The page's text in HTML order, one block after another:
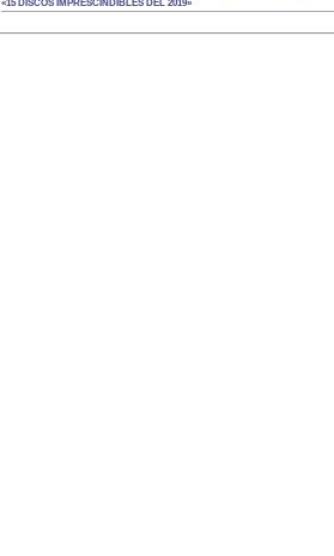
«15 DISCOS IMPRESCINDIBLES DEL 2019»